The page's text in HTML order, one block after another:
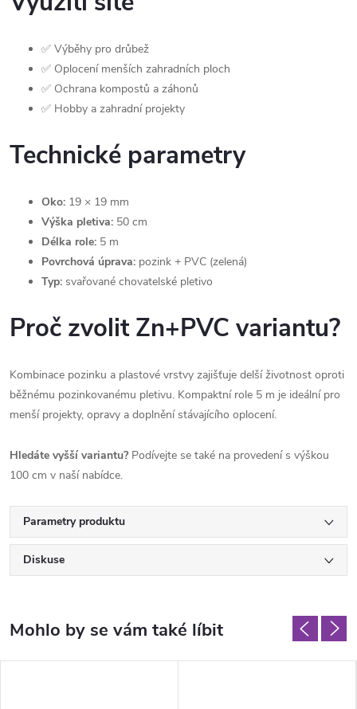
✅ Výběhy pro drůbež
✅ Oplocení menších zahradních ploch
✅ Ochrana kompostů a záhonů
✅ Hobby a zahradní projekty
Technické parametry
Oko: 19 × 19 mm
Výška pletiva: 50 cm
Délka role: 5 m
Povrchová úprava: pozink + PVC (zelená)
Typ: svařované chovatelské pletivo
Proč zvolit Zn+PVC variantu?
Kombinace pozinku a plastové vrstvy zajišťuje delší životnost oproti
běžnému pozinkovanému pletivu. Kompaktní role 5 m je ideální pro
menší projekty, opravy a doplnění stávajícího oplocení.
Hledáte vyšší variantu?Podívejte se také na provedení s výškou
100 cm v naší nabídce.
Parametry produktu
Diskuse